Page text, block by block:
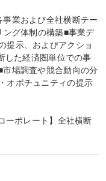
業および全社横断テー
ング体制の構築■事業デ
提示、およびアクショ
した経済圏単位での事
場調査や競合動向の分
オポチュニティの提示
ーポレート】全社横断